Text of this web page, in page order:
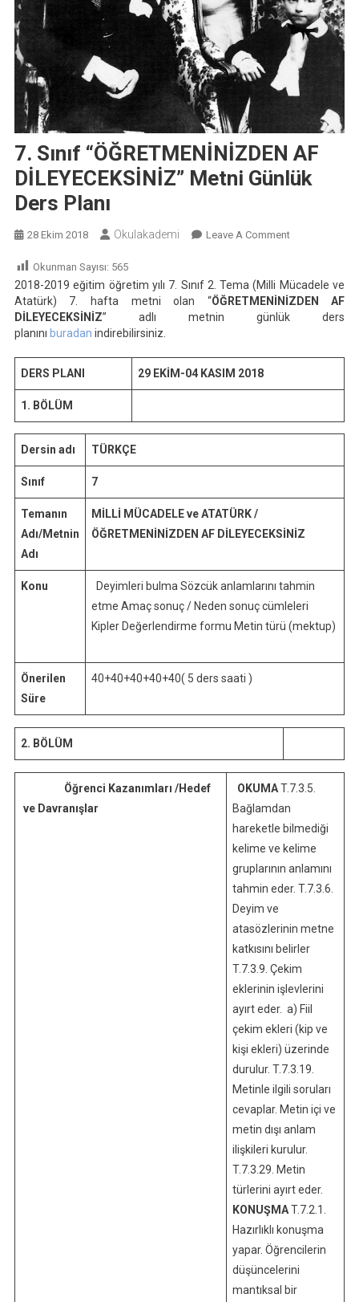
7. Sınıf “ÖĞRETMENİNİZDEN AF
DİLEYECEKSİNİZ” Metni Günlük
Ders Planı
28 Ekim 2018 Okulakademi Leave A CommentOn
AF
Okunman Sayısı: 565
2018-2019 eğitim öğretim yılı 7. Sınıf 2. Tema (Milli Mücadele ve
Atatürk) 7. hafta metni olan “ÖĞRETMENİNİZDEN AF
DİLEYECEKSİNİZ” adlı metnin günlük ders
planını buradan indirebilirsiniz.
DERS PLANI 29 EKİM-04 KASIM 2018
1. BÖLÜM
Dersin adı TÜRKÇE
Sınıf 7
Temanın
Adı/Metnin
Adı
MİLLİ MÜCADELE ve ATATÜRK /
ÖĞRETMENİNİZDEN AF DİLEYECEKSİNİZ
Konu
Deyimleri bulma Sözcük anlamlarını tahmin
etme Amaç sonuç / Neden sonuç cümleleri
Kipler Değerlendirme formu Metin türü (mektup)
Önerilen
Süre
40+40+40+40+40( 5 ders saati )
2. BÖLÜM
Öğrenci Kazanımları /Hedef
ve Davranışlar
OKUMAT.7.3.5.
Bağlamdan
hareketle bilmediği
kelime ve kelime
gruplarının anlamını
tahmin eder. T.7.3.6.
Deyim ve
atasözlerinin metne
katkısını belirler
T.7.3.9. Çekim
eklerinin işlevlerini
ayırt eder. a) Fiil
çekim ekleri (kip ve
kişi ekleri) üzerinde
durulur. T.7.3.19.
Metinle ilgili soruları
cevaplar. Metin içi ve
metin dışı anlam
ilişkileri kurulur.
T.7.3.29. Metin
türlerini ayırt eder.
KONUŞMAT.7.2.1.
Hazırlıklı konuşma
yapar. Öğrencilerin
düşüncelerini
mantıksal bir